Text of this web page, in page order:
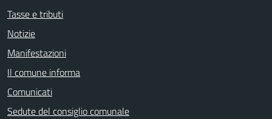
Tasse e tributi
Notizie
Manifestazioni
Il comune informa
Comunicati
Sedute del consiglio comunale